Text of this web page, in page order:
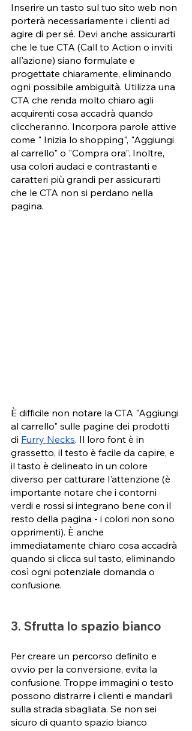
Inserire un tasto sul tuo sito web non
porterà necessariamente i clienti ad
agire di per sé. Devi anche assicurarti
che le tue CTA (Call to Action o inviti
all'azione) siano formulate e
progettate chiaramente, eliminando
ogni possibile ambiguità. Utilizza una
CTA che renda molto chiaro agli
acquirenti cosa accadrà quando
cliccheranno. Incorpora parole attive
come " Inizia lo shopping", "Aggiungi
al carrello" o "Compra ora". Inoltre,
usa colori audaci e contrastanti e
caratteri più grandi per assicurarti
che le CTA non si perdano nella
pagina.
È difficile non notare la CTA "Aggiungi
al carrello" sulle pagine dei prodotti
di Furry Necks. Il loro font è in
grassetto, il testo è facile da capire, e
il tasto è delineato in un colore
diverso per catturare l'attenzione (è
importante notare che i contorni
verdi e rossi si integrano bene con il
resto della pagina - i colori non sono
opprimenti). È anche
immediatamente chiaro cosa accadrà
quando si clicca sul tasto, eliminando
così ogni potenziale domanda o
confusione.
3. Sfrutta lo spazio bianco
Per creare un percorso definito e
ovvio per la conversione, evita la
confusione. Troppe immagini o testo
possono distrarre i clienti e mandarli
sulla strada sbagliata. Se non sei
sicuro di quanto spazio bianco